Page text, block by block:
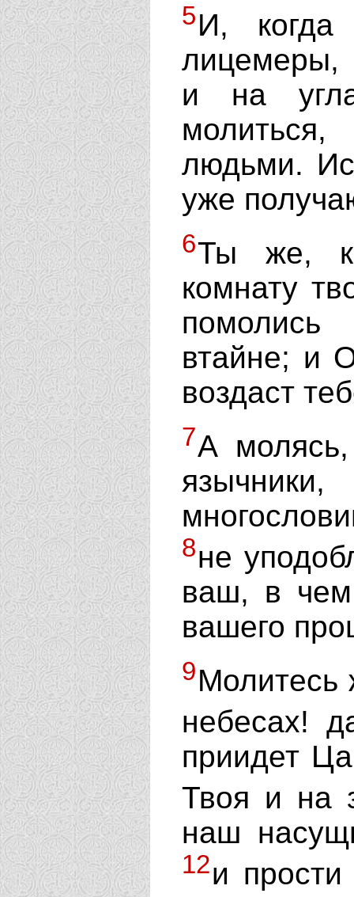
5И,
лицемеры,
и на
людьми.
уже
6Ты же,
комнату
втайне; и
воздаст
7А
8не
ваш, в
вашего
9Молитесь
небесах!
приидет
Твоя и на
наш
12и